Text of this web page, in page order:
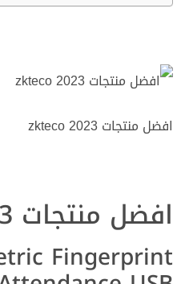
افضل منتجات zkteco 2023
افضل منتجات zkteco 2023
Fingerprint